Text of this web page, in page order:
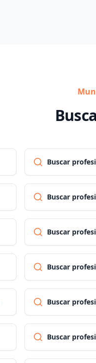
Buscar
Buscar
Buscar
Buscar
Buscar
Buscar